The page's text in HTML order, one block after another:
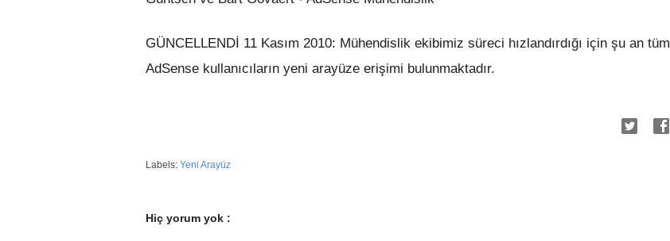
GÜNCELLENDİ 11 Kasım 2010: Mühendislik ekibimiz süreci hızlandırdığı için şu an tüm
AdSense kullanıcıların yeni arayüze erişimi bulunmaktadır.
Labels: Yeni Arayüz
Hiç yorum yok :